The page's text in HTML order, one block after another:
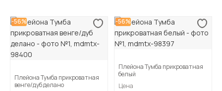
-56%
Плейона Тумба прикроватная
венге/дуб делано
-56%
Плейона Тумба прикроватная
белый
Цена